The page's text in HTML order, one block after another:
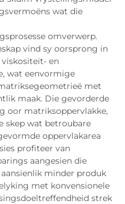
wat die
omverwerp.
vind sy oorsprong in
en
wat eenvormige
met
maak. Die gevorderde
oor matriksoppervlakke,
skep wat betroubare
oppervlakarea
profiteer van
aangesien die
minder produk
met konvensionele
strek